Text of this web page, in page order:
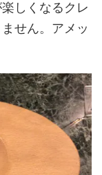
しくなるクレ
せん。アメッ